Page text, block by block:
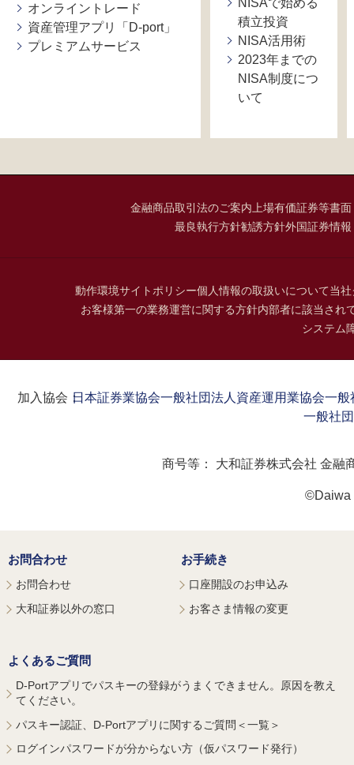
オンライントレード
資産管理アプリ「D-port」
プレミアムサービス
NISAで始める
積立投資
NISA活用術
2023年までの
NISA制度につ
いて
金融商品取引法のご案内 上場有価証券等書
最良執行方針勧誘方針外国証券情
動作環境サイトポリシー個人情報の取扱いについて当
お客様第一の業務運営に関する方針内部者に該当され
システム
加入協会：日本証券業協会一般社団法人資産運用業協会一般
一般社
商号等： 大和証券株式会社 金融
©Daiwa
お問合わせ
お問合わせ
大和証券以外の窓口
お手続き
口座開設のお申込み
お客さま情報の変更
よくあるご質問
D-Portアプリでパスキーの登録がうまくできません。原因を教え
てください。
パスキー認証、D-Portアプリに関するご質問＜一覧＞
ログインパスワードが分からない方（仮パスワード発行）